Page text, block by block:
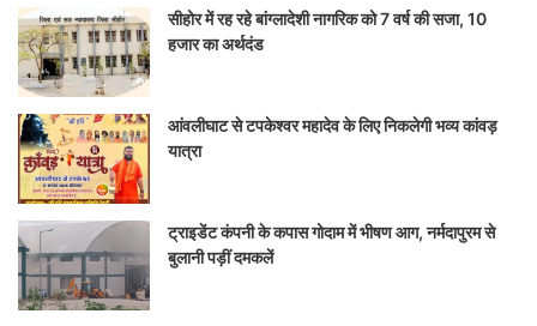
सीहोर में रह रहे बांग्लादेशी नागरिक को 7 वर्ष की सजा, 10
हजार का अर्थदंड
आंवलीघाट से टपकेश्वर महादेव के लिए निकलेगी भव्य कांवड़
यात्रा
ट्राइडेंट कंपनी के कपास गोदाम में भीषण आग, नर्मदापुरम से
बुलानी पड़ीं दमकलें